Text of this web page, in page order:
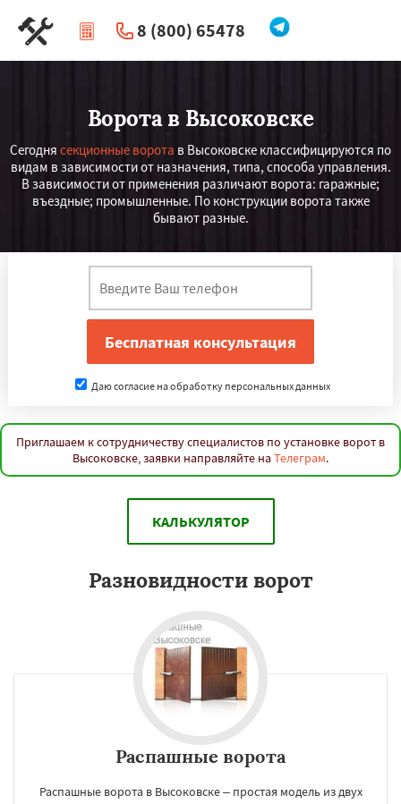
8 (800) 65478
| Перезвоните мне
Ворота в Высоковске
Сегодня секционные ворота в Высоковске классифицируются по
видам в зависимости от назначения, типа, способа управления.
В зависимости от применения различают ворота: гаражные;
въездные; промышленные. По конструкции ворота также
бывают разные.
Даю согласие на обработку персональных данных
Приглашаем к сотрудничеству специалистов по установке ворот в
Высоковске, заявки направляйте на Телеграм.
КАЛЬКУЛЯТОР
Разновидности ворот
Распашные ворота
Распашные ворота в Высоковске – простая модель из двух